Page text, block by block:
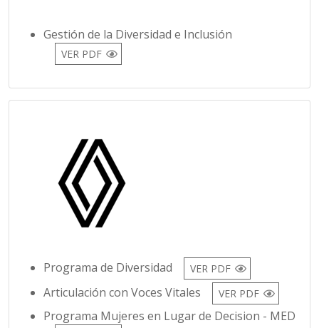
Gestión de la Diversidad e Inclusión
VER PDF
Programa de Diversidad VER PDF
Articulación con Voces Vitales VER PDF
Programa Mujeres en Lugar de Decision - MED